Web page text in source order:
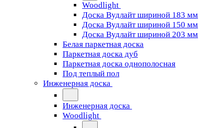
Woodlight
Доска Вудлайт шириной 183 мм
Доска Вудлайт шириной 150 мм
Доска Вудлайт шириной 203 мм
Белая паркетная доска
Паркетная доска дуб
Паркетная доска однополосная
Под теплый пол
Инженерная доска
Инженерная доска
Woodlight